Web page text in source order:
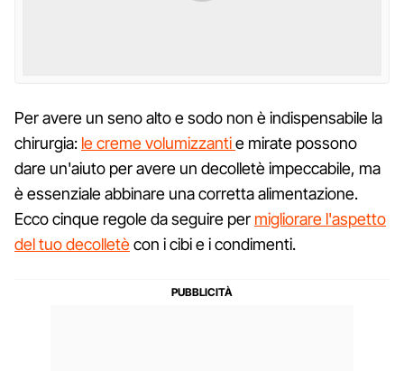
Per avere un seno alto e sodo non è indispensabile la
chirurgia: le creme volumizzantie mirate possono
dare un'aiuto per avere un decolletè impeccabile, ma
è essenziale abbinare una corretta alimentazione.
Ecco cinque regole da seguire per migliorare l'aspetto
del tuo decolletècon i cibi e i condimenti.